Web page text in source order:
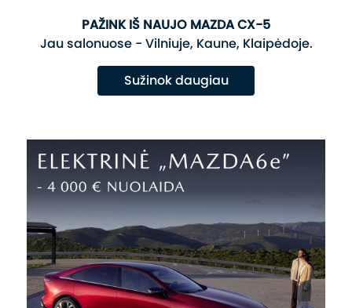
PAŽINK IŠ NAUJO MAZDA CX-5
Jau salonuose - Vilniuje, Kaune, Klaipėdoje.
Sužinok daugiau